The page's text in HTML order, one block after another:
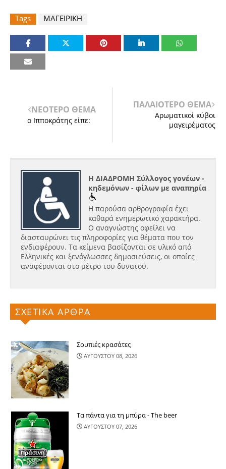
Tags ΜΑΓΕΙΡΙΚΗ
ΝΕΟΤΕΡΟ ΘΕΜΑ
ο Ιπποκράτης είπε:
ΠΑΛΑΙΟΤΕΡΟ ΘΕΜΑ
Αρωματικοί κύβοι
μαγειρέματος
Η ΔΙΑΔΡΟΜΗ Σύλλογος γονέων -
κηδεμόνων - φίλων με αναπηρία
Η παρούσα αρθρογραφία έχει
καθαρά ενημερωτικό χαρακτήρα.
Ο αναγνώστης οφείλει να
διασταυρώνει τις πληροφορίες για θέματα που τον
ενδιαφέρουν. Τα κείμενα βασίζονται σε υλικό από
Ελληνικές και ξενόγλωσσες δημοσιεύσεις, οι οποίες
αναφέρονται στο μέτρο του δυνατού.
ΣΧΕΤΙΚΑ ΑΡΘΡΑ
Σουπιές κρασάτες
ΑΥΓΟΥΣΤΟΥ 08, 2026
Τα πάντα για τη μπύρα - The beer
ΑΥΓΟΥΣΤΟΥ 07, 2026